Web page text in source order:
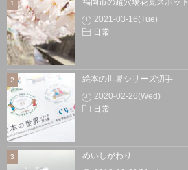
福岡市の超穴場花見スポット
2021-03-16(Tue)
日常
絵本の世界シリーズ切手
2020-02-26(Wed)
日常
めいしがわり